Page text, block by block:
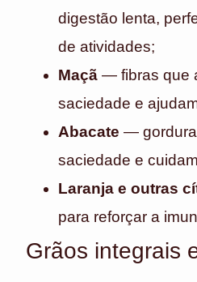
digestão lenta,
de atividades;
Maçã — fibras que
saciedade e
Abacate —
saciedade e
Laranja e outras
para reforçar a
Grãos integrais